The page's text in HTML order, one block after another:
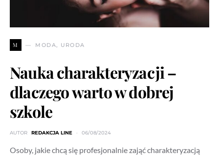
M MODA, URODA
Nauka charakteryzacji –
dlaczego warto w dobrej
szkole
AUTOR REDAKCJA LINE 06/08/2024
Osoby, jakie chcą się profesjonalnie zająć charakteryzacją